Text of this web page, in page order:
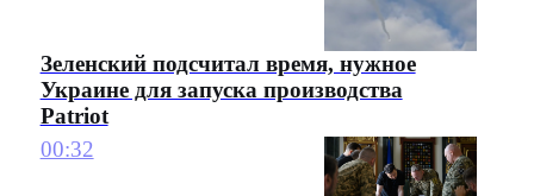
Зеленский подсчитал время, нужное
Украине для запуска производства
Patriot
00:32